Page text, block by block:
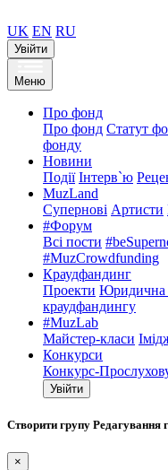
UK EN RU
Увійти
Меню
Про фонд
Про фонд Статут
фонду
Новини
Події Інтерв`ю
MuzLand
Супернові Артисти
#Форум
Всі пости
#MuzCrowdfunding
Краудфандинг
Проекти Юридична
краудфандингу
#MuzLab
Майстер-класи
Конкурси
Конкурс-
Увійти
Створити групу Редагування
×